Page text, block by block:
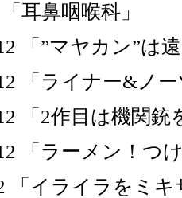
耳鼻咽喉科」
「”マヤカン”は
「ライナー&ノ
「2作目は機関
「ラーメン！つ
「イライラをミ